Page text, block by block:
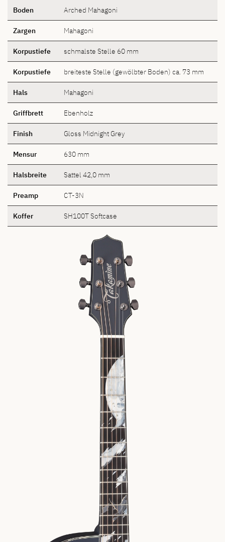
Boden Arched Mahagoni
Zargen Mahagoni
Korpustiefe schmalste Stelle 60 mm
Korpustiefe breiteste Stelle (gewölbter Boden) ca. 73 mm
Hals Mahagoni
Griffbrett Ebenholz
Finish Gloss Midnight Grey
Mensur 630 mm
Halsbreite Sattel 42,0 mm
Preamp CT-3N
Koffer SH100T Softcase